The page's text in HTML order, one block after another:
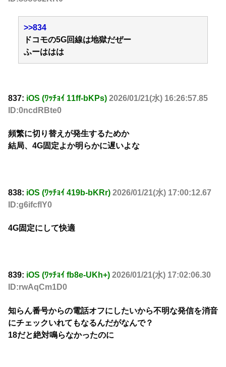
>>834
ドコモの5G回線は地獄だぜー
ふーははは
837: iOS (ﾜｯﾁｮｲ 11ff-bKPs) 2026/01/21(水) 16:26:57.85
ID:0ncdRBte0
頻繁に切り替えが発生するためか
結局、4G固定よか明らかに遅いよな
838: iOS (ﾜｯﾁｮｲ 419b-bKRr) 2026/01/21(水) 17:00:12.67
ID:g6ifcflY0
4G固定にして快適
839: iOS (ﾜｯﾁｮｲ fb8e-UKh+) 2026/01/21(水) 17:02:06.30
ID:rwAqCm1D0
知らん番号からの電話オフにしたいから不明な発信を消音
にチェックいれてもなるんだがなんで？
18だと絶対鳴らなかったのに